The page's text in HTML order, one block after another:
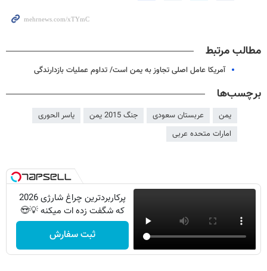
مطالب مرتبط
آمریکا عامل اصلی تجاوز به یمن است/ تداوم عملیات بازدارندگی
برچسب‌ها
یمن عربستان سعودی جنگ 2015 یمن
یاسر الحوری
امارات متحده عربی
پرکاربردترین چراغ شارژی 2026
که شگفت زده ات میکنه 💡😍
ثبت سفارش